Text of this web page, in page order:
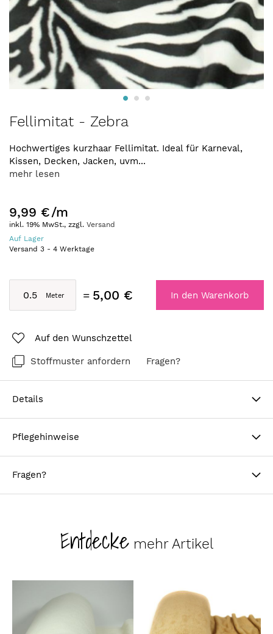
Zum
Anfang
Bildergalerie
springen
Fellimitat - Zebra
Hochwertiges kurzhaar Fellimitat. Ideal für Karneval,
Kissen, Decken, Jacken, uvm...
mehr lesen
9,99 €/m
inkl. 19% MwSt., zzgl. Versand
Auf Lager
Versand 3 - 4 Werktage
5,00 € In den Warenkorb
Auf den Wunschzettel
Stoffmuster anfordern Fragen?
Details
Pflegehinweise
Fragen?
Entdeckemehr Artikel